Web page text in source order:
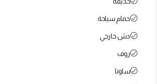
حمام سباحة
دش خارجي
روف
ساونا